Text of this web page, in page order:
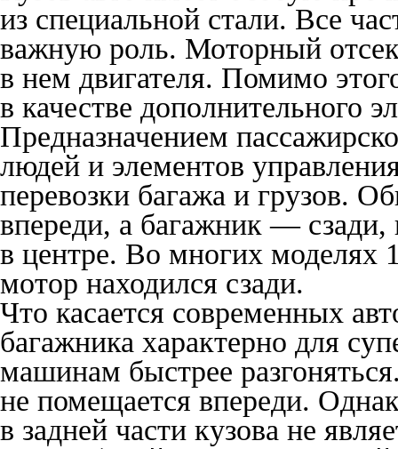
из специальной стали. Все
важную роль. Моторный
в нем двигателя. Помимо
в качестве дополнительного
Предназначением
людей и элементов
перевозки багажа и грузов.
впереди, а багажник — сзади,
в центре. Во многих моделях
мотор находился сзади.
Что касается современных
багажника характерно для
машинам быстрее
не помещается впереди.
в задней части кузова не